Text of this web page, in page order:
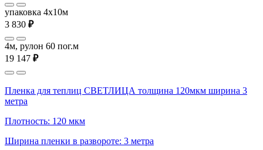
упаковка 4x10м
3 830 ₽
4м, рулон 60 пог.м
19 147 ₽
Пленка для теплиц СВЕТЛИЦА толщина 120мкм ширина 3
метра
Плотность: 120 мкм
Ширина пленки в развороте: 3 метра